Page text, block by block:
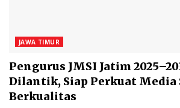
JAWA TIMUR
Pengurus JMSI Jatim
Dilantik, Siap Perkuat Media
Berkualitas